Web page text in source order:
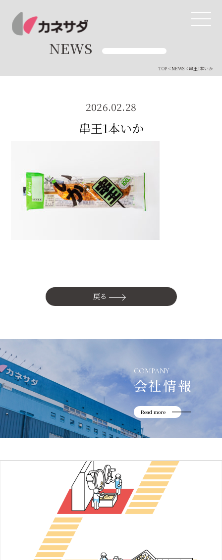
TOP
生産体制
美味しい安心
品質管理
直営店
リニューアル中
NEWS
TOP<NEWS< 串王1本いか
2026.02.28
串王1本いか
戻る
COMPANY
会社情報
Read more